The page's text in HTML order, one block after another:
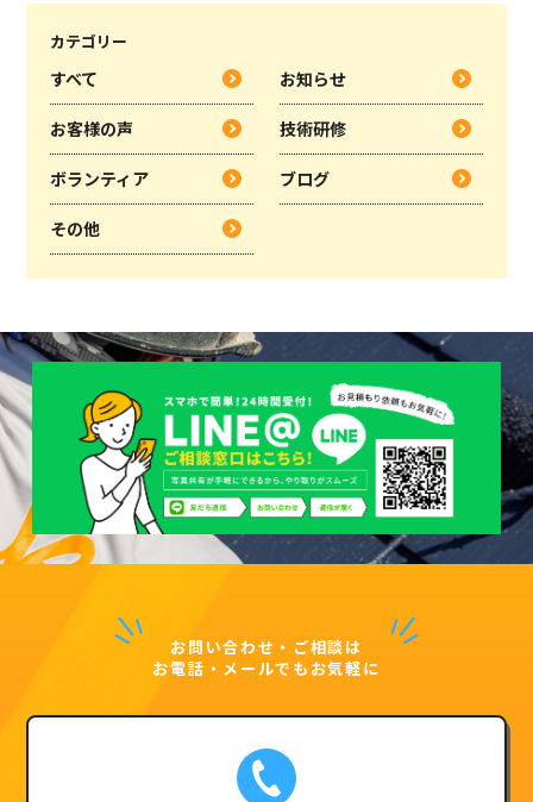
カテゴリー
すべて お知らせ
お客様の声 技術研修
ボランティア ブログ
その他
お問い合わせ・ご相談は
お電話・メールでもお気軽に